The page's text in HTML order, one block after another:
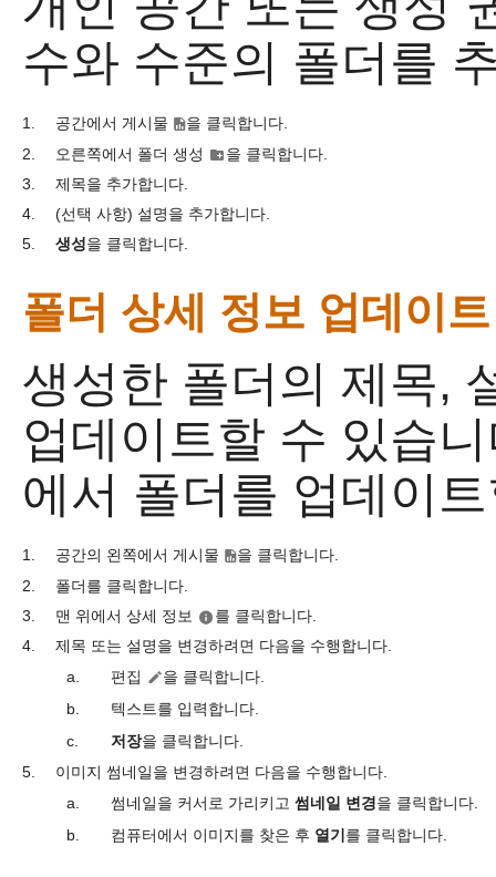
수와 수준의 폴더를
1. 공간에서 게시물
을 클릭합니다.
2.
오른쪽에서 폴더 생성
을 클릭합니다.
3.
제목을 추가합니다.
4.
(선택 사항) 설명을 추가합니다.
5.
생성을 클릭합니다.
폴더 상세 정보 업데이트
생성한 폴더의 제목,
업데이트할 수 있습
에서 폴더를 업데이
1. 공간의 왼쪽에서 게시물
을 클릭합니다.
2.
폴더를 클릭합니다.
3.
맨 위에서 상세 정보
를 클릭합니다.
4.
제목 또는 설명을 변경하려면 다음을 수행합니다.
a.
편집
을 클릭합니다.
b.
텍스트를 입력합니다.
c.
저장을 클릭합니다.
5.
이미지 썸네일을 변경하려면 다음을 수행합니다.
a.
썸네일을 커서로 가리키고 썸네일 변경을 클릭합니다.
b.
컴퓨터에서 이미지를 찾은 후 열기 를 클릭합니다.